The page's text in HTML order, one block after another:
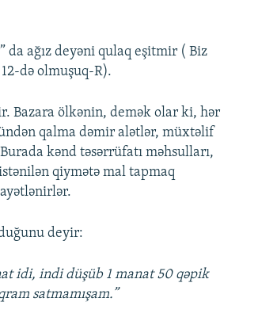
da ağız deyəni qulaq eşitmir ( Biz
də olmuşuq-R).
Bazara ölkənin, demək olar ki, hər
qalma dəmir alətlər, müxtəlif
kənd təsərrüfatı məhsulları,
qiymətə mal tapmaq
deyir:
idi, indi düşüb 1 manat 50 qəpik
satmamışam.”